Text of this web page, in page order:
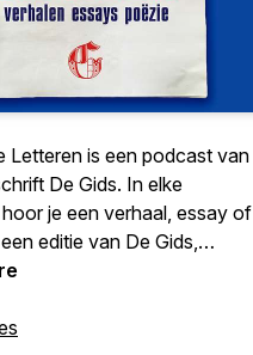
Letteren is een podcast van
De Gids. In elke
je een verhaal, essay of
editie van De Gids,
door de schrijver zelf. |
muziek is gemaakt door